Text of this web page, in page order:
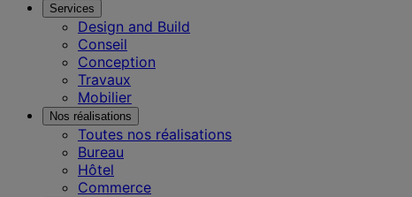
Services
Design and Build
Conseil
Conception
Travaux
Mobilier
Nos réalisations
Toutes nos réalisations
Bureau
Hôtel
Commerce